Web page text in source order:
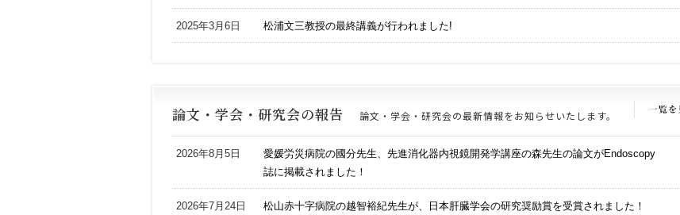
2025年3月6日 松浦文三教授の最終講義が行われました!
論文・学会・研究会の報告 論文・学会・研究会の最新情報をお知らせいたします。
2026年8月5日
愛媛労災病院の國分先生、先進消化器内視鏡開発学講座の森先生の論文がEndoscopy
誌に掲載されました！
2026年7月24日 松山赤十字病院の越智裕紀先生が、日本肝臓学会の研究奨励賞を受賞されました！